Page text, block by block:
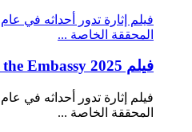
المحققة الخاصة ...
فيلم Murder at the Embassy 2025 مترجم HD
المحققة الخاصة ...